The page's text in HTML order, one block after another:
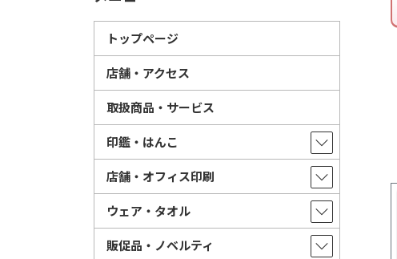
トップページ
店舗・アクセス
取扱商品・サービス
印鑑・はんこ
店舗・オフィス印刷
ウェア・タオル
販促品・ノベルティ